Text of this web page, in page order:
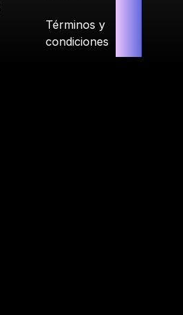
Términos y
condiciones